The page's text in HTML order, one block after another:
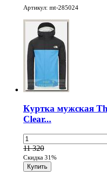
Артикул: mt-285024
Куртка мужская
Clear...
11 320
Скидка 31%